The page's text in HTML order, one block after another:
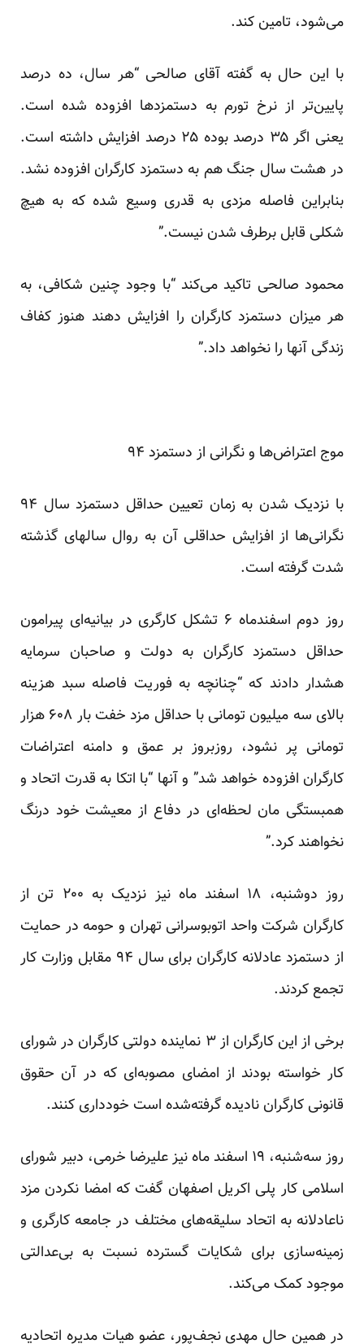
می‌شود، تامین کند.
با این حال به گفته آقای صالحی “هر سال، ده درصد
پایین‌تر از نرخ تورم به دستمزدها افزوده شده است.
یعنی اگر ۳۵ درصد بوده ۲۵ درصد افزایش داشته است.
در هشت سال جنگ هم به دستمزد کارگران افزوده نشد.
بنابراین فاصله مزدی به قدری وسیع شده که به هیچ
شکلی قابل برطرف شدن نیست.”
محمود صالحی تاکید می‌کند “با وجود چنین شکافی، به
هر میزان دستمزد کارگران را افزایش دهند هنوز کفاف
زندگی آنها را نخواهد داد.”
موج اعتراض‌ها و نگرانی از دستمزد ۹۴
با نزدیک شدن به زمان تعیین حداقل دستمزد سال ۹۴
نگرانی‌ها از افزایش حداقلی آن به روال سالهای گذشته
شدت گرفته است.
روز دوم اسفند‌ماه ۶ تشکل کارگری در بیانیه‌ای پیرامون
حداقل دستمزد کارگران به دولت و صاحبان سرمایه
هشدار دادند که “چنانچه به فوریت فاصله سبد هزینه
بالای سه میلیون تومانی با حداقل مزد خفت بار ۶۰۸ هزار
تومانی پر نشود، روزبروز بر عمق و دامنه اعتراضات
کارگران افزوده خواهد شد” و آنها “با اتکا به قدرت اتحاد و
همبستگی مان لحظه‌ای در دفاع از معیشت خود درنگ
نخواهند کرد.”
روز دوشنبه، ۱۸ اسفند ماه نیز نزدیک به ۲۰۰ تن از
کارگران شرکت واحد اتوبوسرانی تهران و حومه در حمایت
از دستمزد عادلانه کارگران برای سال ۹۴ مقابل وزارت کار
تجمع کردند.
برخی از این کارگران از ۳ نماینده دولتی کارگران در شورای
کار خواسته بودند از امضای مصوبه‌ای که در آن حقوق
قانونی کارگران نادیده گرفته‌شده است خودداری کنند.
روز سه‌شنبه، ۱۹ اسفند ماه نیز علیرضا خرمی، دبیر شورای
اسلامی کار پلی‌ اکریل اصفهان گفت که امضا نکردن مزد
ناعادلانه به اتحاد سلیقه‌های مختلف در جامعه کارگری و
زمینه‌سازی برای شکایات گسترده نسبت به بی‌عدالتی
موجود کمک می‌کند.
در همین حال مهدی نجف‌پور، عضو هیات مدیره اتحادیه